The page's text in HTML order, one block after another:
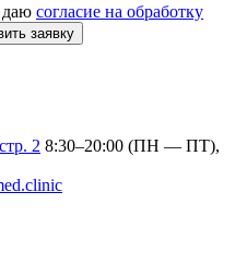
согласие на обработку
заявку
2 8:30–20:00 (ПН — ПТ),